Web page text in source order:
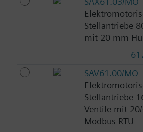
Stellantriebe
mit 20 mm
SAV61.00/MO
Stellantriebe
Ventile mit
Modbus RTU